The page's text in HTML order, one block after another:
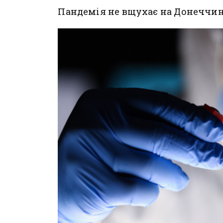
Пандемія не вщухає на